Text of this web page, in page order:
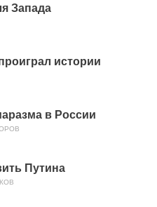
Запада
истории
в России
Путина